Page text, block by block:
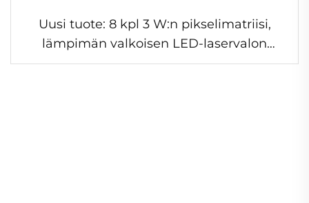
Uusi tuote: 8 kpl 3 W:n pikselimatriisi,
lämpimän valkoisen LED-laservalon
tuottava laite DJ:lle, baareihin ja